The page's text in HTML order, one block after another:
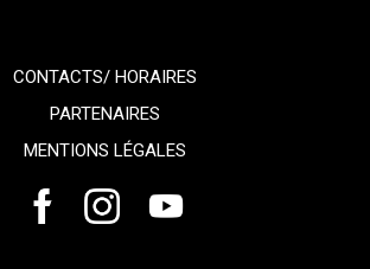
CONTACTS/ HORAIRES
PARTENAIRES
MENTIONS LÉGALES